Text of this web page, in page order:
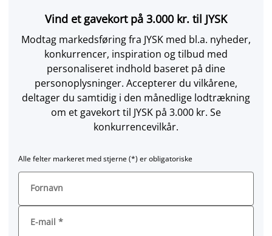
Vind et gavekort på 3.000 kr. til JYSK
Modtag markedsføring fra JYSK med bl.a. nyheder,
konkurrencer, inspiration og tilbud med
personaliseret indhold baseret på dine
personoplysninger. Accepterer du vilkårene,
deltager du samtidig i den månedlige lodtrækning
om et gavekort til JYSK på 3.000 kr. Se
konkurrencevilkår.
Alle felter markeret med stjerne (*) er obligatoriske
Fornavn
E-mail *